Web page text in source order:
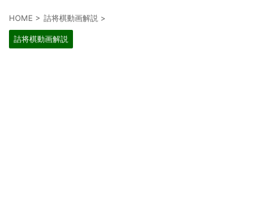
HOME > 詰将棋動画解説 >
詰将棋動画解説